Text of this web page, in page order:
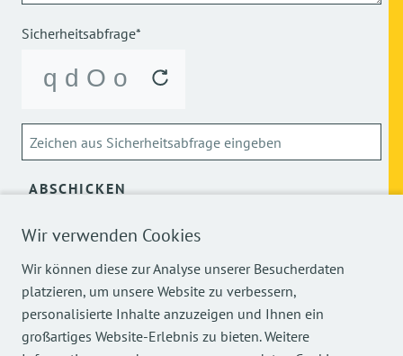
Wir verwenden Cookies
Wir können diese zur Analyse unserer Besucherdaten
platzieren, um unsere Website zu verbessern,
personalisierte Inhalte anzuzeigen und Ihnen ein
großartiges Website-Erlebnis zu bieten. Weitere
Sicherheitsabfrage*
ABSCHICKEN
Über die Verarbeitung meiner personenbezogenen Daten